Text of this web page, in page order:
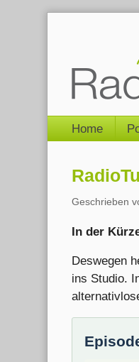
Navigation
Home
Geschrieben
In der
Deswegen
ins Studio.